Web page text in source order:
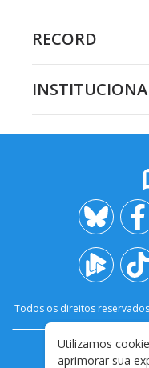
RECORD
Todos os direitos
Utilizamos
aprimorar sua